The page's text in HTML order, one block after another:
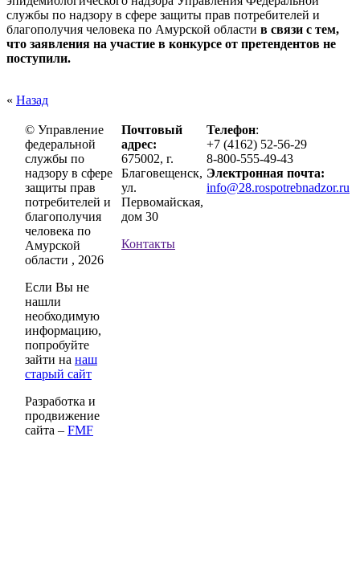
службы по надзору в сфере защиты прав потребителей и
благополучия человека по Амурской области в связи с тем,
что заявления на участие в конкурсе от претендентов не
поступили.
« Назад
© Управление
федеральной
службы по
надзору в сфере
защиты прав
потребителей и
благополучия
человека по
Амурской
области , 2026
Если Вы не
нашли
необходимую
информацию,
попробуйте
зайти на наш
старый сайт
Разработка и
продвижение
сайта – FMF
Почтовый
адрес:
675002, г.
Благовещенск,
ул.
Первомайская,
дом 30
Контакты
Телефон:
+7 (4162) 52-56-29
8-800-555-49-43
Электронная почта:
info@28.rospotrebnadzor.ru